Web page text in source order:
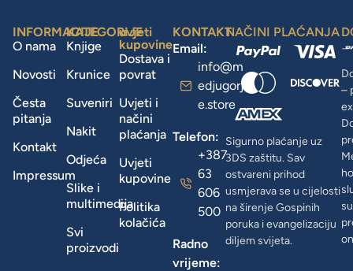
INFORMACIJE
O nama
Novosti
Česta
pitanja
Kontakt
Impressum
KATEGORIJE
Knjige
Krunice
Suveniri
Nakit
Odjeća
Slike i
multimedija
Svi
proizvodi
uvjeti
kupovine
Dostava i
povrat
Uvjeti i
načini
plaćanja
Uvjeti
kupovine
Politika
kolačića
KONTAKT
Email:
info@m
edjugorj
e.store
Telefon:
+387
63
606
500
Radno
vrijeme:
NAČINI PLAĆANJA
Sigurno plaćanje uz
3DS zaštitu. Sav
ostvareni prihod
usmjerava se u cijelosti
na širenje Gospinih
poruka i evangelizaciju
diljem svijeta.
–